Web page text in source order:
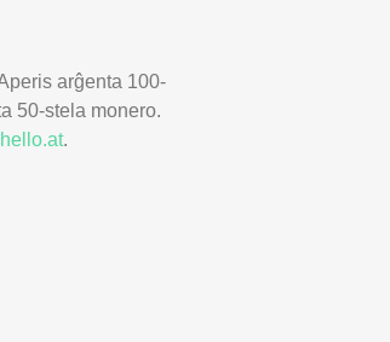
arĝenta 100-
50-stela monero.
.